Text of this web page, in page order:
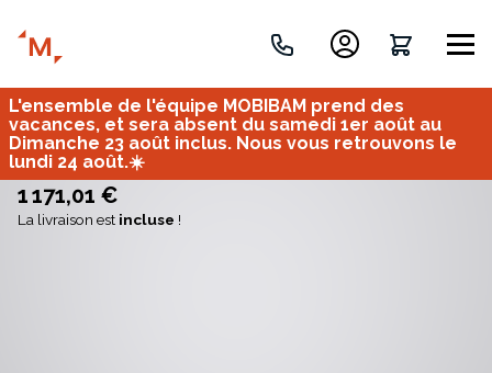
Créez votre projet de A à Z
Imaginez et concevez un meuble 100% unique.
L'ensemble de l'équipe MOBIBAM prend des
vacances, et sera absent du samedi 1er août au
Dimanche 23 août inclus. Nous vous retrouvons le
lundi 24 août.☀️
1 171,01 €
La livraison est incluse !